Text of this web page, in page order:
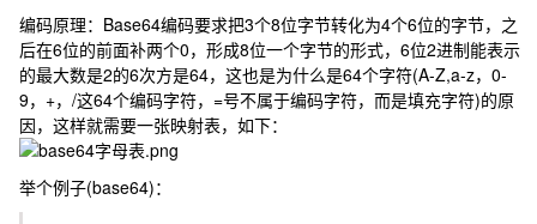
编码原理：Base64编码要求把3个8位字节转化为4个6位的字节，之
后在6位的前面补两个0，形成8位一个字节的形式，6位2进制能表示
的最大数是2的6次方是64，这也是为什么是64个字符(A-Z,a-z，0-
9，+，/这64个编码字符，=号不属于编码字符，而是填充字符)的原
因，这样就需要一张映射表，如下：
举个例子(base64)：